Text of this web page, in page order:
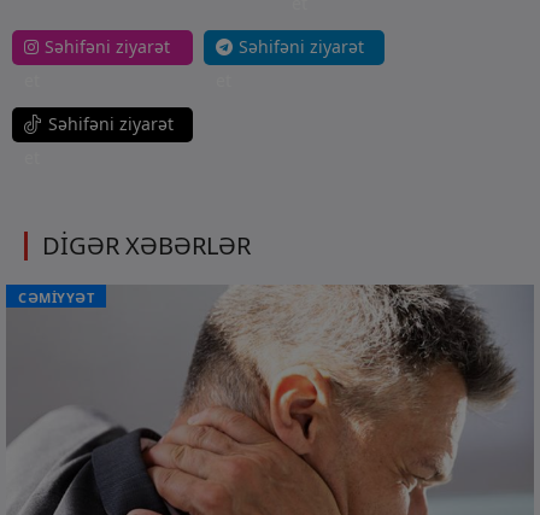
Səhifəni ziyarət
Səhifəni ziyarət
Səhifəni ziyarət
DİGƏR XƏBƏRLƏR
CƏMİYYƏT